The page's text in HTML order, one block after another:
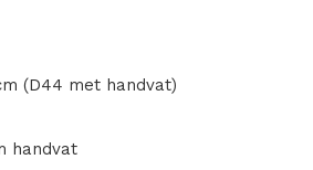
(D44 met handvat)
handvat